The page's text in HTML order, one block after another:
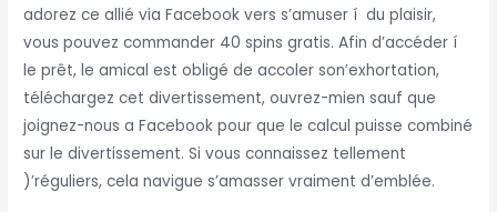
adorez ce allié via Facebook vers s’amuser í du plaisir,
vous pouvez commander 40 spins gratis. Afin d’accéder í
le prêt, le amical est obligé de accoler son’exhortation,
téléchargez cet divertissement, ouvrez-mien sauf que
joignez-nous a Facebook pour que le calcul puisse combiné
sur le divertissement. Si vous connaissez tellement
)’réguliers, cela navigue s’amasser vraiment d’emblée.